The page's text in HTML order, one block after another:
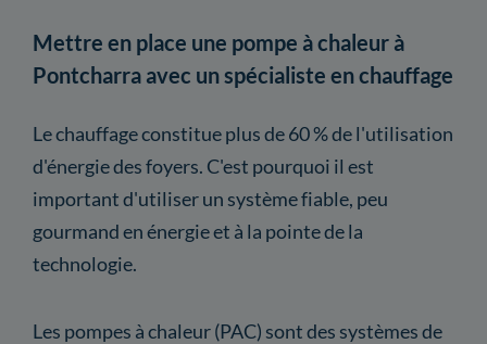
Mettre en place une pompe à chaleur à
Pontcharra avec un spécialiste en chauffage
Le chauffage constitue plus de 60 % de l'utilisation
d'énergie des foyers. C'est pourquoi il est
important d'utiliser un système fiable, peu
gourmand en énergie et à la pointe de la
technologie.
Les pompes à chaleur (PAC) sont des systèmes de